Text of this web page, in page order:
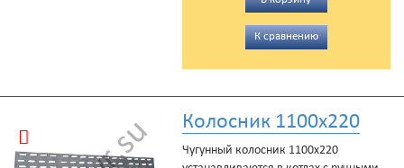
К сравнению
Колосник 1100x220
Чугунный колосник 1100x220